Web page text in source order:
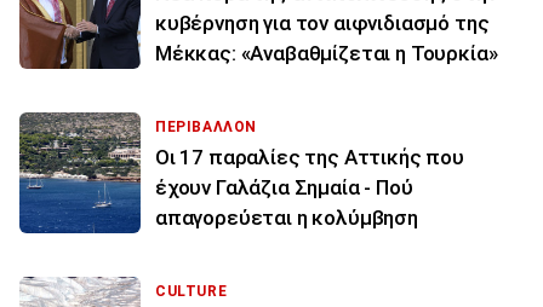
κυβέρνηση για τον αιφνιδιασμό της
Μέκκας: «Αναβαθμίζεται η Τουρκία»
ΠΕΡΙΒΑΛΛΟΝ
Οι 17 παραλίες της Αττικής που
έχουν Γαλάζια Σημαία - Πού
απαγορεύεται η κολύμβηση
CULTURE